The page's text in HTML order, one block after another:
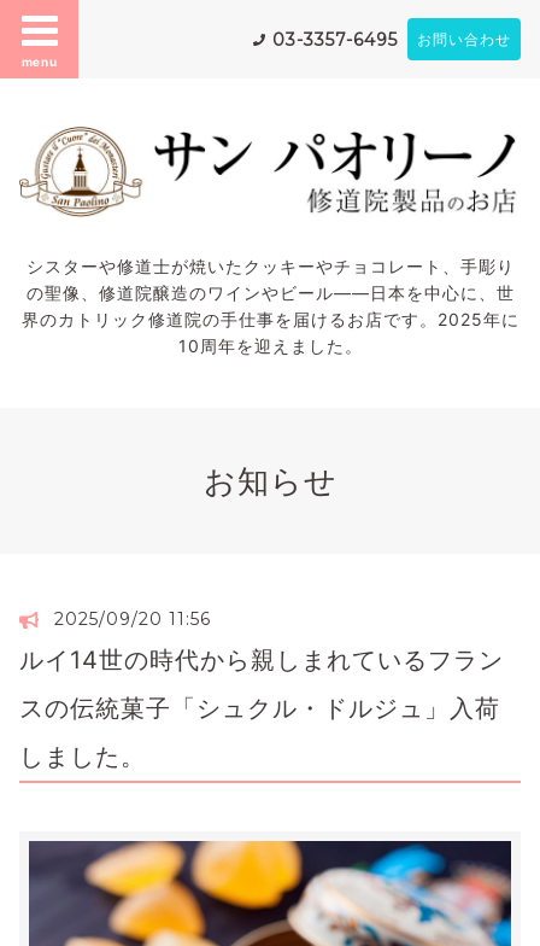
menu
03-3357-6495 お問い合わせ
シスターや修道士が焼いたクッキーやチョコレート、手彫り
の聖像、修道院醸造のワインやビール——日本を中心に、世
界のカトリック修道院の手仕事を届けるお店です。2025年に
10周年を迎えました。
お知らせ
2025/09/20 11:56
ルイ14世の時代から親しまれているフラン
スの伝統菓子「シュクル・ドルジュ」入荷
しました。